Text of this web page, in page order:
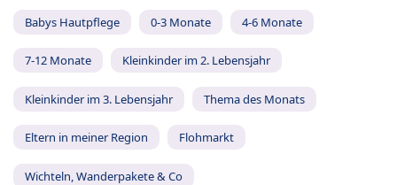
Babys Hautpflege 0-3 Monate 4-6 Monate
7-12 Monate Kleinkinder im 2. Lebensjahr
Kleinkinder im 3. Lebensjahr Thema des Monats
Eltern in meiner Region Flohmarkt
Wichteln, Wanderpakete & Co